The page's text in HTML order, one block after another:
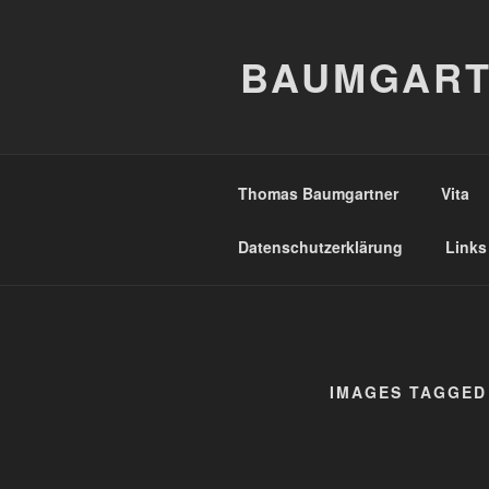
Thomas Baumgartner Vita
Datenschutzerklärung Links
IMAGES